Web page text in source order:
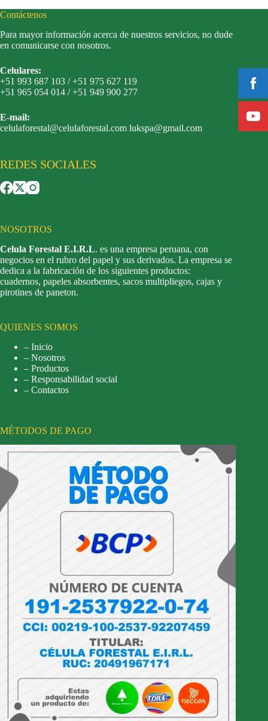
Contáctenos
Para mayor información acerca de nuestros servicios, no dude
en comunicarse con nosotros.
Celulares:
+51 993 687 103 / +51 975 627 119
+51 965 054 014 / +51 949 900 277
E-mail:
celulaforestal@celulaforestal.com lukspa@gmail.com
REDES SOCIALES
NOSOTROS
Celula Forestal E.I.R.L. es una empresa peruana, con
negocios en el rubro del papel y sus derivados. La empresa se
dedica a la fabricación de los siguientes productos:
cuadernos, papeles absorbentes, sacos multipliegos, cajas y
pirotines de paneton.
QUIENES SOMOS
– Inicio
– Nosotros
– Productos
– Responsabilidad social
– Contactos
MÉTODOS DE PAGO